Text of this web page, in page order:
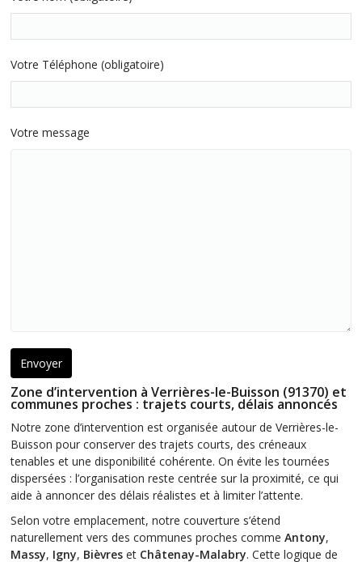
Votre Téléphone (obligatoire)
Votre message
Zone d’intervention à Verrières-le-Buisson (91370) et
communes proches : trajets courts, délais annoncés
Notre zone d’intervention est organisée autour de Verrières-le-
Buisson pour conserver des trajets courts, des créneaux
tenables et une disponibilité cohérente. On évite les tournées
dispersées : l’organisation reste centrée sur la proximité, ce qui
aide à annoncer des délais réalistes et à limiter l’attente.
Selon votre emplacement, notre couverture s’étend
naturellement vers des communes proches comme Antony,
Massy, Igny, Bièvres et Châtenay-Malabry. Cette logique de